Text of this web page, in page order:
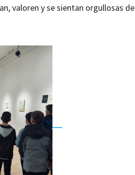
valoren y se sientan orgullosas de